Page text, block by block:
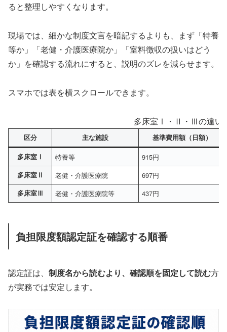
ると整理しやすくなります。
現場では、細かな制度文言を暗記するよりも、まず「特養
等か」「老健・介護医療院か」「室料徴収の扱いはどう
か」を確認する流れにすると、説明のズレを減らせます。
スマホでは表を横スクロールできます。
多床室Ⅰ・Ⅱ・Ⅲの違い
区分 主な施設 基準費用額（日額）
多床室Ⅰ 特養等 915円
多床室Ⅱ 老健・介護医療院 697円
多床室Ⅲ 老健・介護医療院等 437円
負担限度額認定証を確認する順番
認定証は、 制度名から読むより、確認順を固定して読む方
が実務では安定します。